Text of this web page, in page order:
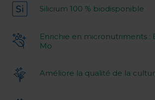
Silicium 100 % biodisponible
Enrichie en micronutriments :
Mo
Améliore la qualité de la